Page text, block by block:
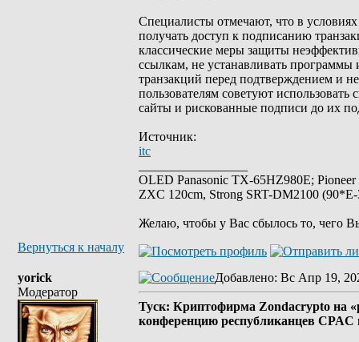
Специалисты отмечают, что в
получать доступ к подписанию
классические меры защиты
ссылкам, не устанавливать программы
транзакций перед подтверждением и
пользователям советуют
сайты и рискованные подписи до их
Источник:
itc
OLED Panasonic TX-65HZ980E;
ZXC 120cm, Strong SRT-DM2100
Желаю, чтобы у Вас сбылось то, чего
Вернуться к началу
yorick
Модератор
Добавлено: Вс Апр 19,
Туск: Криптофирма Zondacrypto на
конференцию республиканцев